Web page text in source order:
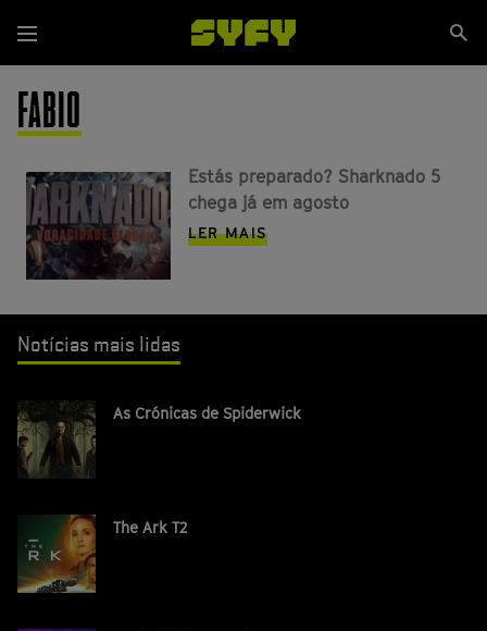
para
o
conteúdo
principal
Menu
FABIO
Estás preparado? Sharknado 5
chega já em agosto
LER MAIS
Notícias mais lidas
As Crónicas de Spiderwick
The Ark T2